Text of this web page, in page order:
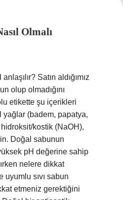
Olmalı
Satın aldığımız
olup olmadığını
etikette şu içerikleri
yağlar (badem, papatya,
kostik (NaOH),
Doğal sabunun
pH değerine sahip
nelere dikkat
sıvı sabun
etmeniz gerektiğini